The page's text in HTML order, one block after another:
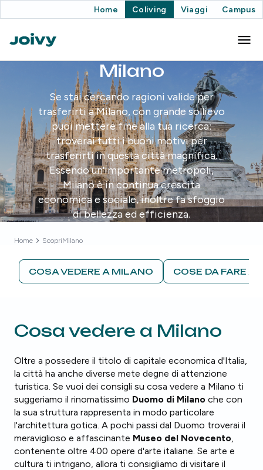
Home Coliving Viaggi Campus
Milano
Se stai cercando ragioni valide per
trasferirti a Milano, con grande sollievo
puoi mettere fine alla tua ricerca:
troverai tutti i buoni motivi per
trasferirti in questa città magnifica.
Essendo un'importante metropoli,
Milano è in continua crescita
economica e sociale, inoltre fa sfoggio
di bellezza ed efficienza.
Home ScopriMilano
COSA VEDERE A MILANO COSE DA FARE A
Cosa vedere a Milano
Oltre a possedere il titolo di capitale economica d'Italia,
la città ha anche diverse mete degne di attenzione
turistica. Se vuoi dei consigli su cosa vedere a Milano ti
suggeriamo il rinomatissimo Duomo di Milano che con
la sua struttura rappresenta in modo particolare
l'architettura gotica. A pochi passi dal Duomo troverai il
meraviglioso e affascinante Museo del Novecento,
contenente oltre 400 opere d'arte italiane. Se arte e
cultura ti intrigano, allora ti consigliamo di visitare il